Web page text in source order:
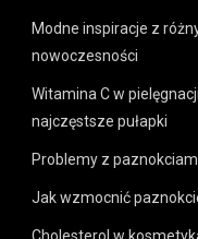
Modne inspiracje z
nowoczesności
Witamina C w
najczęstsze pułapki
Problemy z
Jak wzmocnić